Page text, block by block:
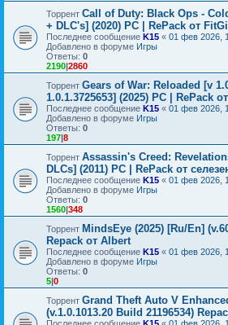
Торрент Call of Duty: Black Ops -
+ DLC's] (2020) PC | RePack от
Последнее сообщение K15 « 01 фев 2026,
Добавлено в форуме Игры
Ответы: 0
2190|2860
Торрент Gears of War: Reloaded [v
1.0.1.3725653] (2025) PC | RePack
Последнее сообщение K15 « 01 фев 2026,
Добавлено в форуме Игры
Ответы: 0
197|8
Торрент Assassin's Creed:
DLCs] (2011) PC | RePack от
Последнее сообщение K15 « 01 фев 2026,
Добавлено в форуме Игры
Ответы: 0
1560|348
Торрент MindsEye (2025) [Ru/En]
Repack от Albert
Последнее сообщение K15 « 01 фев 2026,
Добавлено в форуме Игры
Ответы: 0
5|0
Торрент Grand Theft Auto V
(v.1.0.1013.20 Build 21196534)
Последнее сообщение K15 « 01 фев 2026,